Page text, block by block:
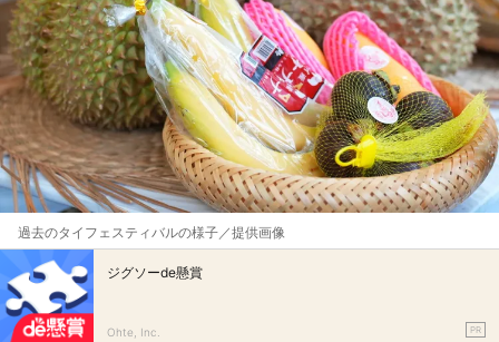
過去のタイフェスティバルの様子／提供画像
ジグソーde懸賞
Ohte, Inc. PR